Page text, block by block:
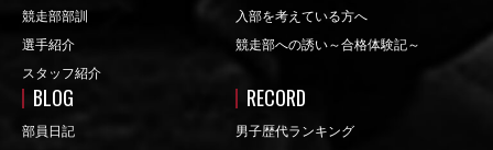
競走部部訓
選手紹介
スタッフ紹介
入部を考えている方へ
競走部への誘い～合格体験記～
BLOG
部員日記
RECORD
男子歴代ランキング